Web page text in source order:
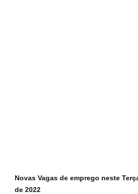
Novas Vagas de emprego neste
de 2022